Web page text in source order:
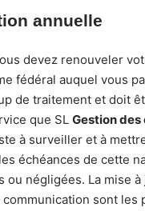
annuelle
devez renouveler
fédéral auquel vous
de traitement et doit
que SL Gestion
à surveiller et à
échéances de cette
ou négligées. La mise à
sont les